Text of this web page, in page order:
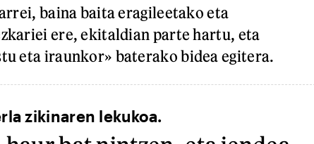
baina baita eragileetako eta
ere, ekitaldian parte hartu, eta
eta iraunkor» baterako bidea egitera.
zikinaren lekukoa.